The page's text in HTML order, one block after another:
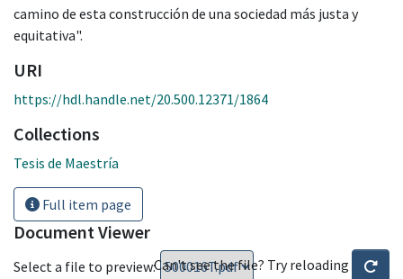
camino de esta construcción de una sociedad más justa y
equitativa".
URI
https://hdl.handle.net/20.500.12371/1864
Collections
Tesis de Maestría
Full item page
Document Viewer
Select a file to preview:Can't see the file? Try reloading